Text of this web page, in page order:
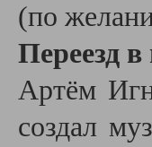
(по
Переезд
Артём
создал